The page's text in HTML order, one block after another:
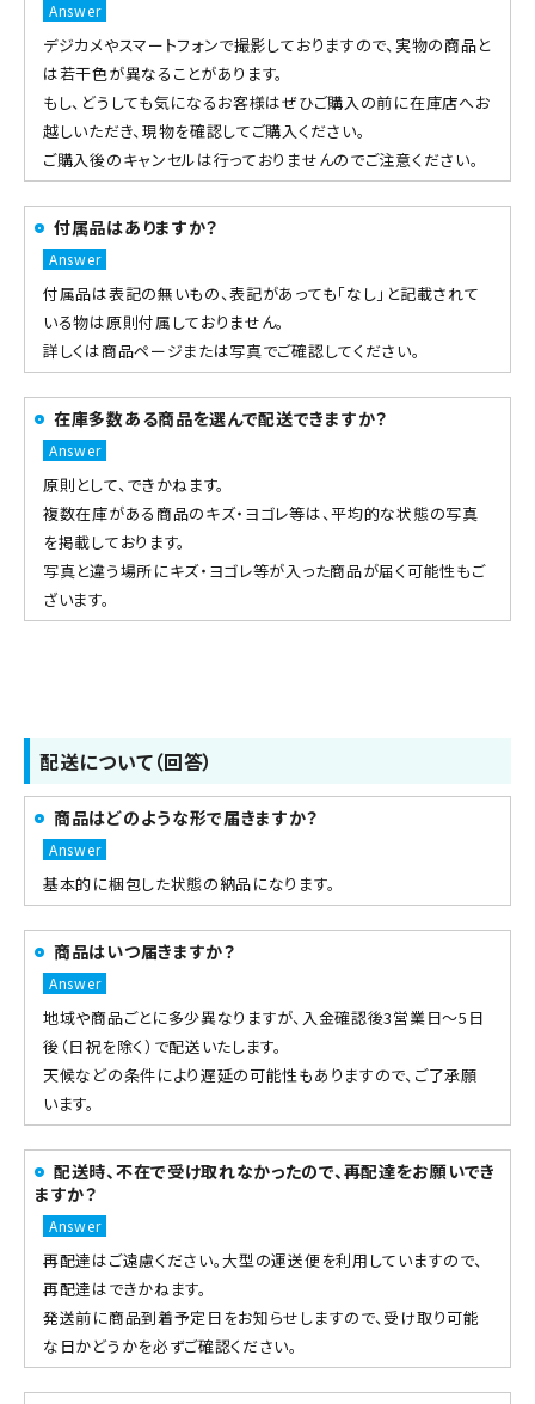
デジカメやスマートフォンで撮影しておりますので、実物の商品と
は若干色が異なることがあります。
もし、どうしても気になるお客様はぜひご購入の前に在庫店へお
越しいただき、現物を確認してご購入ください。
ご購入後のキャンセルは行っておりませんのでご注意ください。
付属品はありますか？
付属品は表記の無いもの、表記があっても「なし」と記載されて
いる物は原則付属しておりません。
詳しくは商品ページまたは写真でご確認してください。
在庫多数ある商品を選んで配送できますか？
原則として、できかねます。
複数在庫がある商品のキズ・ヨゴレ等は、平均的な状態の写真
を掲載しております。
写真と違う場所にキズ・ヨゴレ等が入った商品が届く可能性もご
ざいます。
配送について（回答）
商品はどのような形で届きますか？
基本的に梱包した状態の納品になります。
商品はいつ届きますか？
地域や商品ごとに多少異なりますが、入金確認後3営業日～5日
後（日祝を除く）で配送いたします。
天候などの条件により遅延の可能性もありますので、ご了承願
います。
配送時、不在で受け取れなかったので、再配達をお願いでき
ますか？
再配達はご遠慮ください。大型の運送便を利用していますので、
再配達はできかねます。
発送前に商品到着予定日をお知らせしますので、受け取り可能
な日かどうかを必ずご確認ください。